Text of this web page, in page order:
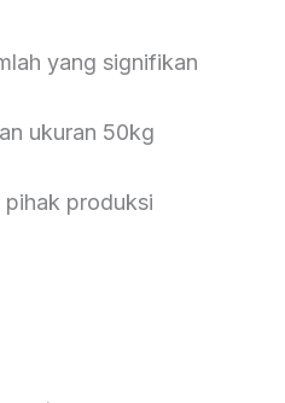
yang signifikan
ukuran 50kg
pihak produksi